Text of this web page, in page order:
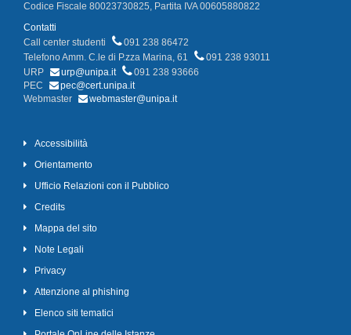
Codice Fiscale 80023730825, Partita IVA 00605880822
Contatti
Call center studenti
091 238 86472
Telefono Amm. C.le di P.zza Marina, 61
091 238 93011
URP
urp@unipa.it
091 238 93666
PEC
pec@cert.unipa.it
Webmaster
webmaster@unipa.it
Accessibilità
Orientamento
Ufficio Relazioni con il Pubblico
Credits
Mappa del sito
Note Legali
Privacy
Attenzione al phishing
Elenco siti tematici